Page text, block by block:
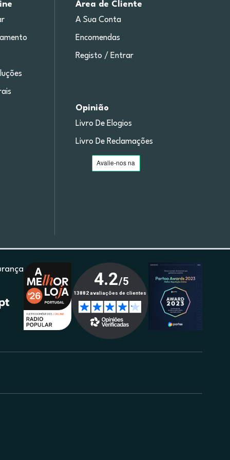
Área de Cliente
A Sua Conta
Encomendas
Registo / Entrar
Opinião
Livro De Elogios
Livro De Reclamações